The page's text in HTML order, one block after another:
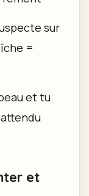
sur
=
et tu
et